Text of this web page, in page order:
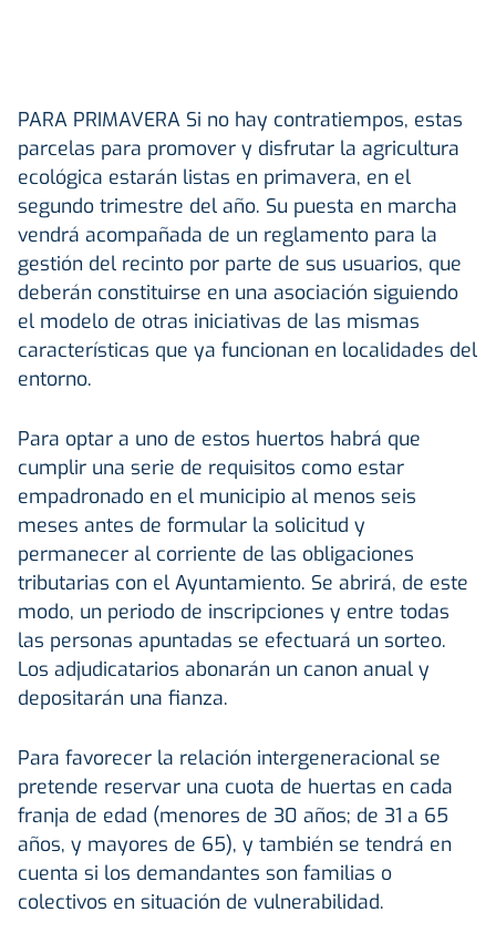
PARA PRIMAVERA Si no hay contratiempos, estas
parcelas para promover y disfrutar la agricultura
ecológica estarán listas en primavera, en el
segundo trimestre del año. Su puesta en marcha
vendrá acompañada de un reglamento para la
gestión del recinto por parte de sus usuarios, que
deberán constituirse en una asociación siguiendo
el modelo de otras iniciativas de las mismas
características que ya funcionan en localidades del
entorno.
Para optar a uno de estos huertos habrá que
cumplir una serie de requisitos como estar
empadronado en el municipio al menos seis
meses antes de formular la solicitud y
permanecer al corriente de las obligaciones
tributarias con el Ayuntamiento. Se abrirá, de este
modo, un periodo de inscripciones y entre todas
las personas apuntadas se efectuará un sorteo.
Los adjudicatarios abonarán un canon anual y
depositarán una fianza.
Para favorecer la relación intergeneracional se
pretende reservar una cuota de huertas en cada
franja de edad (menores de 30 años; de 31 a 65
años, y mayores de 65), y también se tendrá en
cuenta si los demandantes son familias o
colectivos en situación de vulnerabilidad.